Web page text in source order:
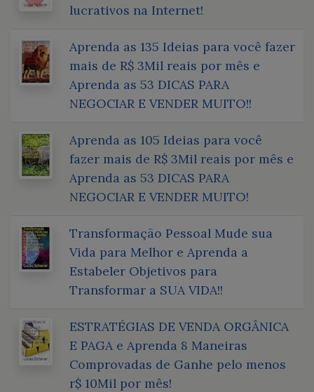
lucrativos na Internet!
Aprenda as 135 Ideias para você fazer
mais de R$ 3Mil reais por mês e
Aprenda as 53 DICAS PARA
NEGOCIAR E VENDER MUITO!!
Aprenda as 105 Ideias para você
fazer mais de R$ 3Mil reais por mês e
Aprenda as 53 DICAS PARA
NEGOCIAR E VENDER MUITO!
Transformação Pessoal Mude sua
Vida para Melhor e Aprenda a
Estabeler Objetivos para
Transformar a SUA VIDA!!
ESTRATÉGIAS DE VENDA ORGÂNICA
E PAGA e Aprenda 8 Maneiras
Comprovadas de Ganhe pelo menos
r$ 10Mil por mês!